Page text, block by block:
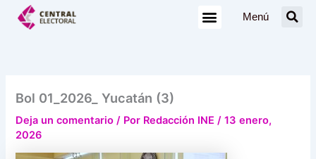
Menú
Bol 01_2026_ Yucatán (3)
Deja un comentario / Por Redacción INE/13 enero,
2026